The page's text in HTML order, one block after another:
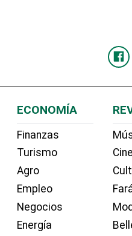
ECONOMÍA
Finanzas
Turismo
Agro
Empleo
Negocios
Energía
Cine